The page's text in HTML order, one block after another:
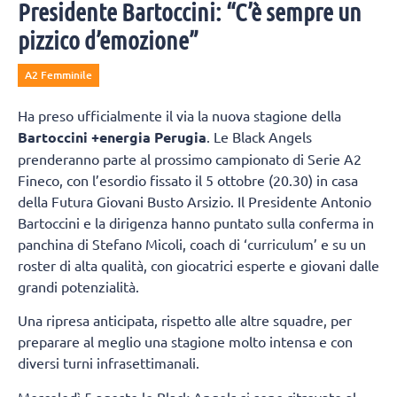
Presidente Bartoccini: “C’è sempre un
pizzico d’emozione”
A2 Femminile
Ha preso ufficialmente il via la nuova stagione della
Bartoccini +energia Perugia . Le Black Angels
prenderanno parte al prossimo campionato di Serie A2
Fineco, con l’esordio fissato il 5 ottobre (20.30) in casa
della Futura Giovani Busto Arsizio. Il Presidente Antonio
Bartoccini e la dirigenza hanno puntato sulla conferma in
panchina di Stefano Micoli, coach di ‘curriculum’ e su un
roster di alta qualità, con giocatrici esperte e giovani dalle
grandi potenzialità.
Una ripresa anticipata, rispetto alle altre squadre, per
preparare al meglio una stagione molto intensa e con
diversi turni infrasettimanali.